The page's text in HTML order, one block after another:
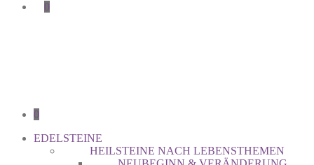
0
0
EDELSTEINE
HEILSTEINE NACH LEBENSTHEMEN